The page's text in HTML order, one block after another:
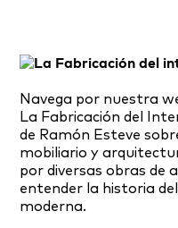
Navega por nuestra
La Fabricación del
de Ramón Esteve
mobiliario y
por diversas obras de
entender la historia
moderna.